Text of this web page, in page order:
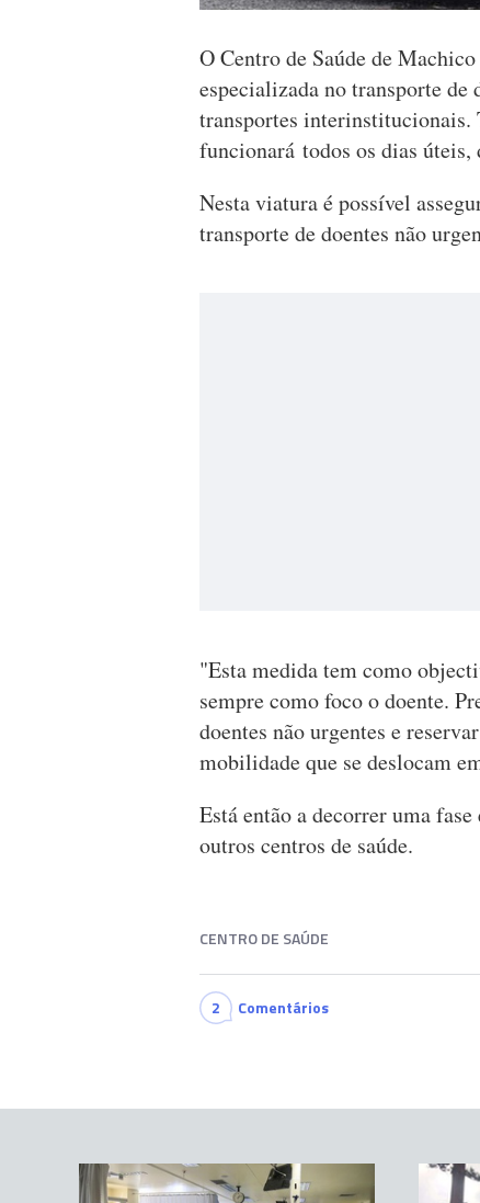
O Centro de Saúde de
especializada no transporte de
transportes interinstitucionais.
funcionará todos os dias úteis,
Nesta viatura é possível
transporte de doentes não
"Esta medida tem como
sempre como foco o doente.
doentes não urgentes e
mobilidade que se deslocam
Está então a decorrer uma
outros centros de saúde.
CENTRO DE SAÚDE
2 Comentários